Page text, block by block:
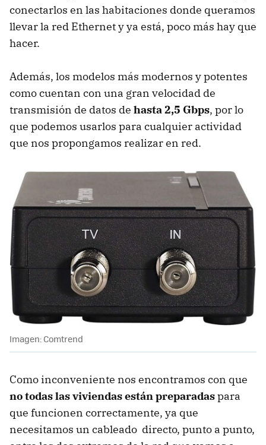
conectarlos en las habitaciones donde queramos
llevar la red Ethernet y ya está, poco más hay que
hacer.
Además, los modelos más modernos y potentes
como cuentan con una gran velocidad de
transmisión de datos de hasta 2,5 Gbps, por lo
que podemos usarlos para cualquier actividad
que nos propongamos realizar en red.
Imagen: Comtrend
Como inconveniente nos encontramos con que
no todas las viviendas están preparadaspara
que funcionen correctamente, ya que
necesitamos un cableado directo, punto a punto,